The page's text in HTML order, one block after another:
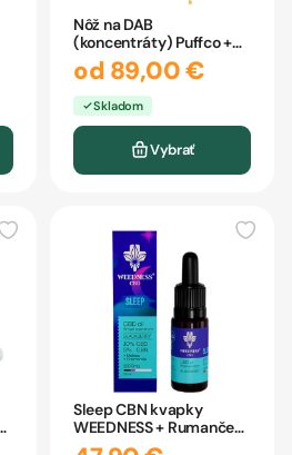
Nôž na DAB
(koncentráty) Puffco +
NAHRIEVANIE
od 89,00 €
Skladom
Vybrať
Sleep CBN kvapky
WEEDNESS + Rumanček
+ Melissa 10ml